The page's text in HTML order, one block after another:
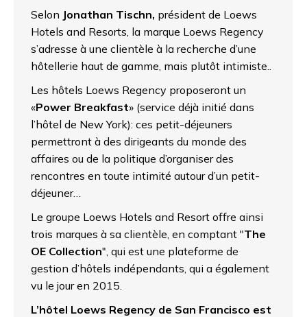
Selon Jonathan Tischn, président de Loews
Hotels and Resorts, la marque Loews Regency
s’adresse à une clientèle à la recherche d’une
hôtellerie haut de gamme, mais plutôt intimiste..
Les hôtels Loews Regency proposeront un
«Power Breakfast» (service déjà initié dans
l’hôtel de New York): ces petit-déjeuners
permettront à des dirigeants du monde des
affaires ou de la politique d’organiser des
rencontres en toute intimité autour d’un petit-
déjeuner…
Le groupe Loews Hotels and Resort offre ainsi
trois marques à sa clientèle, en comptant "The
OE Collection", qui est une plateforme de
gestion d’hôtels indépendants, qui a également
vu le jour en 2015.
L’hôtel Loews Regency de San Francisco est